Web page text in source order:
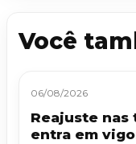
Você
06/08/2026
Reajuste nas
entra em